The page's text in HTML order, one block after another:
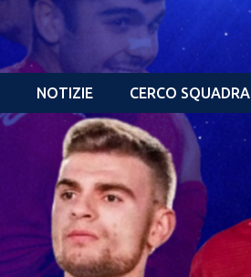
NOTIZIE CERCO SQUADRA